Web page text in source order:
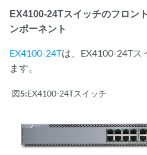
EX4100-24Tスイッチのフロン
ンポーネント
EX4100-24Tは、EX4100-24Tス
ます。
図5:EX4100-24Tスイッチ